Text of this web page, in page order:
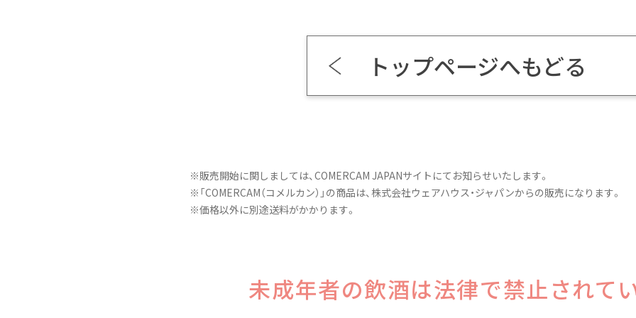
トップページへもどる
※販売開始に関しましては、COMERCAM JAPANサイトにてお知らせいたします。
※「COMERCAM（コメルカン） 」の商品は、 株式会社ウェアハウス・ジャパンからの販売になります。
※価格以外に別途送料がかかります。
未成年者の飲酒は法律で禁止されて